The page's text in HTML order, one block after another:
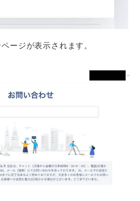
ージが表示されます。